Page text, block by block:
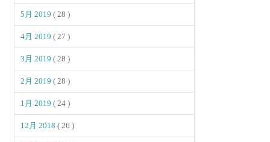
5月 2019( 28 )
4月 2019( 27 )
3月 2019( 28 )
2月 2019( 28 )
1月 2019( 24 )
12月 2018( 26 )